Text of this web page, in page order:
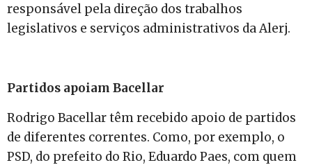
responsável pela direção dos trabalhos
legislativos e serviços administrativos da Alerj.
Partidos apoiam Bacellar
Rodrigo Bacellar têm recebido apoio de partidos
de diferentes correntes. Como, por exemplo, o
PSD, do prefeito do Rio, Eduardo Paes, com quem